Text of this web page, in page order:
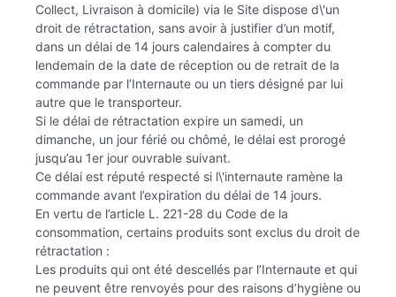
Collect, Livraison à domicile) via le Site dispose d\'un
droit de rétractation, sans avoir à justifier d’un motif,
dans un délai de 14 jours calendaires à compter du
lendemain de la date de réception ou de retrait de la
commande par l’Internaute ou un tiers désigné par lui
autre que le transporteur.
Si le délai de rétractation expire un samedi, un
dimanche, un jour férié ou chômé, le délai est prorogé
jusqu’au 1er jour ouvrable suivant.
Ce délai est réputé respecté si l\'internaute ramène la
commande avant l’expiration du délai de 14 jours.
En vertu de l’article L. 221-28 du Code de la
consommation, certains produits sont exclus du droit de
rétractation :
Les produits qui ont été descellés par l’Internaute et qui
ne peuvent être renvoyés pour des raisons d’hygiène ou